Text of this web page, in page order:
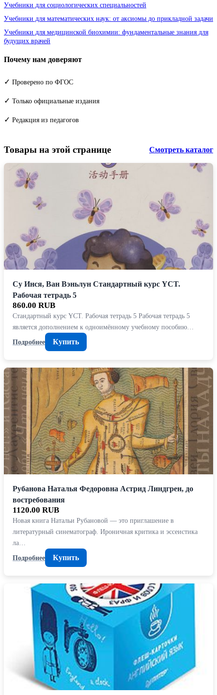
Учебники для социологических специальностей
Учебники для математических наук: от аксиомы до прикладной задачи
Учебники для медицинской биохимии: фундаментальные знания для
будущих врачей
Почему нам доверяют
✓ Проверено по ФГОС
✓ Только официальные издания
✓ Редакция из педагогов
Товары на этой странице Смотреть каталог
Су Инся, Ван Вэньлун Стандартный курс YCT.
Рабочая тетрадь 5
860.00 RUB
Стандартный курс YCT. Рабочая тетрадь 5 Рабочая тетрадь 5
является дополнением к одноимённому учебному пособию…
Подробнее
Купить
Рубанова Наталья Федоровна Астрид Линдгрен, до
востребования
1120.00 RUB
Новая книга Натальи Рубановой — это приглашение в
литературный синематограф. Ироничная критика и эссеистика
ла…
Подробнее
Купить